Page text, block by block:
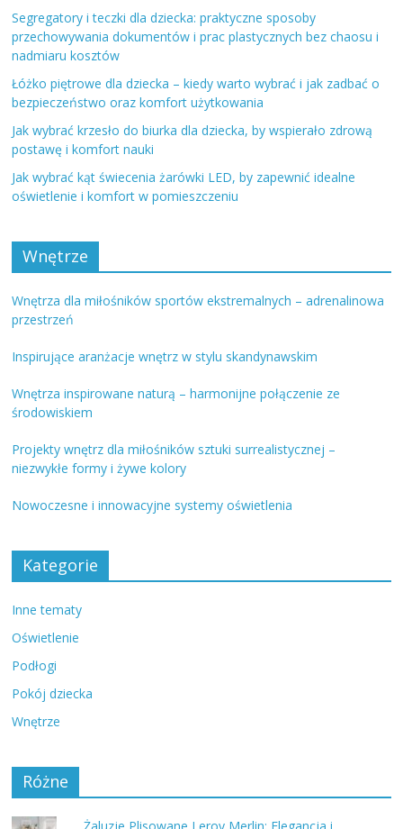
Segregatory i teczki dla dziecka: praktyczne sposoby
przechowywania dokumentów i prac plastycznych bez chaosu i
nadmiaru kosztów
Łóżko piętrowe dla dziecka – kiedy warto wybrać i jak zadbać o
bezpieczeństwo oraz komfort użytkowania
Jak wybrać krzesło do biurka dla dziecka, by wspierało zdrową
postawę i komfort nauki
Jak wybrać kąt świecenia żarówki LED, by zapewnić idealne
oświetlenie i komfort w pomieszczeniu
Wnętrze
Wnętrza dla miłośników sportów ekstremalnych – adrenalinowa
przestrzeń
Inspirujące aranżacje wnętrz w stylu skandynawskim
Wnętrza inspirowane naturą – harmonijne połączenie ze
środowiskiem
Projekty wnętrz dla miłośników sztuki surrealistycznej –
niezwykłe formy i żywe kolory
Nowoczesne i innowacyjne systemy oświetlenia
Kategorie
Inne tematy
Oświetlenie
Podłogi
Pokój dziecka
Wnętrze
Różne